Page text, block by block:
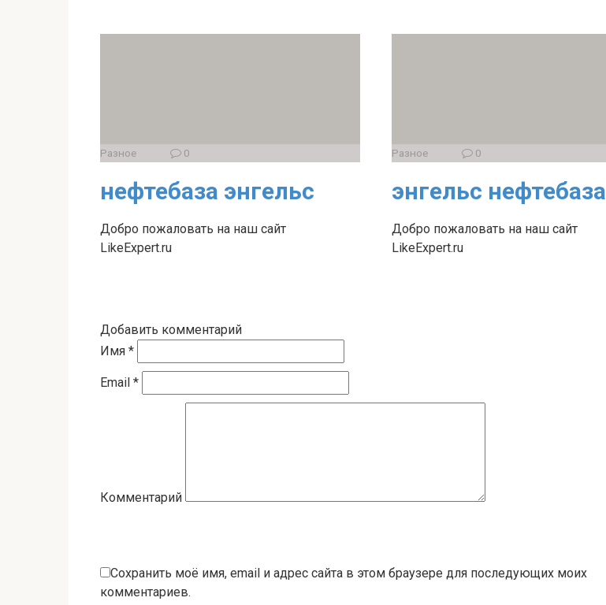
Разное 0
нефтебаза энгельс
Добро пожаловать на наш сайт
LikeExpert.ru
Разное 0
энгельс нефтебаза
Добро пожаловать на наш сайт
LikeExpert.ru
Добавить комментарий
Имя *
Email *
Комментарий
Сохранить моё имя, email и адрес сайта в этом браузере для последующих моих
комментариев.